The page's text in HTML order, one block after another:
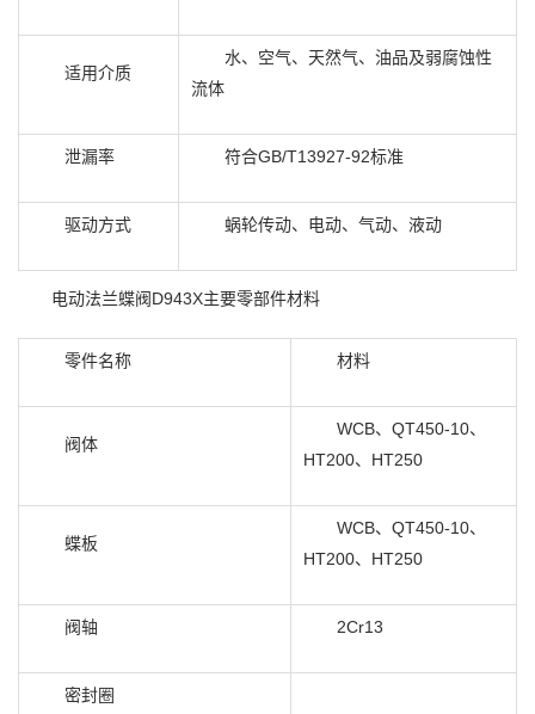
适用介质
水、空气、天然气、油品及弱腐蚀性
流体
泄漏率 符合GB/T13927-92标准
驱动方式 蜗轮传动、电动、气动、液动
电动法兰蝶阀D943X主要零部件材料
零件名称 材料
阀体
WCB、QT450-10、
HT200、HT250
蝶板
WCB、QT450-10、
HT200、HT250
阀轴 2Cr13
密封圈